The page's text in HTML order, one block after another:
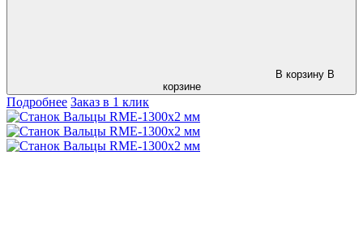
В корзину В
корзине
Подробнее Заказ в 1 клик